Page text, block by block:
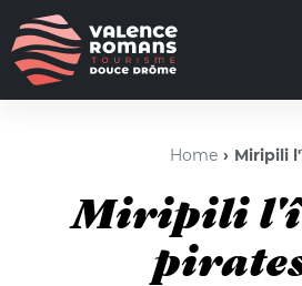
Home Miripili l'île aux
Miripili